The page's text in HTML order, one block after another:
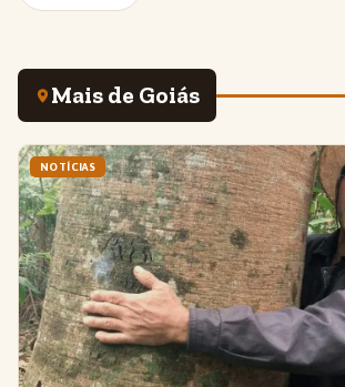
Mais de Goiás
NOTÍCIAS